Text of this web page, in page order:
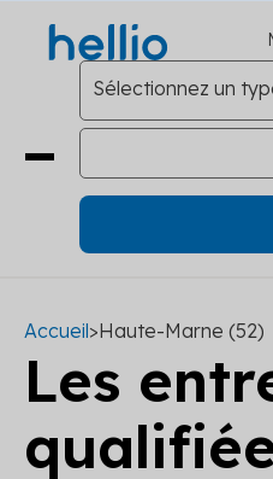
Accueil>Haute-Marne (52)
Les